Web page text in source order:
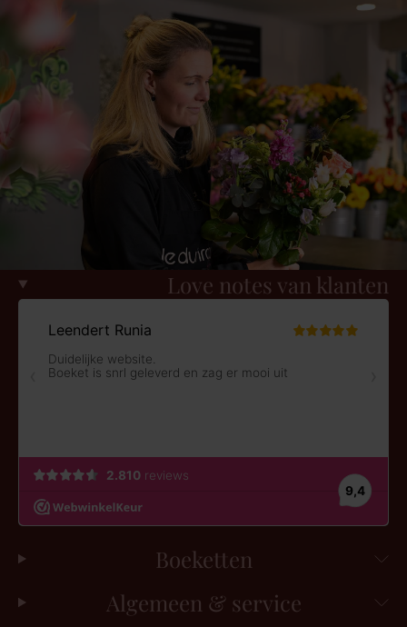
Love notes van klanten
Boeketten
Algemeen & service